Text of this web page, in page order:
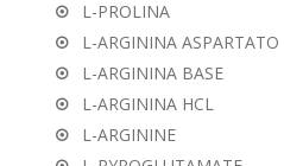
L-PROLINA
L-ARGININA ASPARTATO
L-ARGININA BASE
L-ARGININA HCL
L-ARGININE